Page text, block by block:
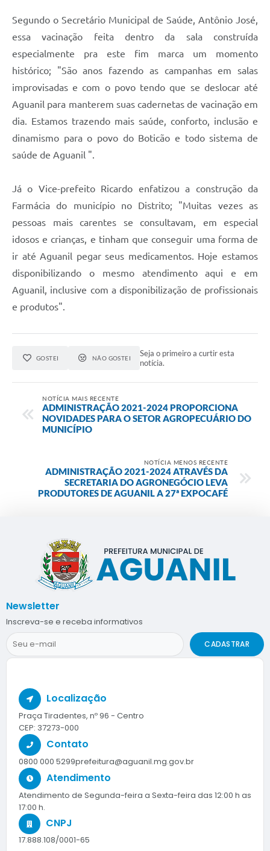
Segundo o Secretário Municipal de Saúde, Antônio José,
essa vacinação feita dentro da sala construída
especialmente pra este fim marca um momento
histórico; "São anos fazendo as campanhas em salas
improvisadas e com o povo tendo que se deslocar até
Aguanil para manterem suas cadernetas de vacinação em
dia. Estamos trazendo mais saúde, conforto, inclusão e
dinamismo para o povo do Boticão e todo sistema de
saúde de Aguanil ".
Já o Vice-prefeito Ricardo enfatizou a construção da
Farmácia do município no Distrito; "Muitas vezes as
pessoas mais carentes se consultavam, em especial
idosos e crianças, e tinham que conseguir uma forma de
ir até Aguanil pegar seus medicamentos. Hoje estamos
disponibilizando o mesmo atendimento aqui e em
Aguanil, inclusive com a disponibilização de profissionais
e produtos".
GOSTEI NÃO GOSTEI
Seja o primeiro a curtir esta
notícia.
NOTÍCIA MAIS RECENTE
ADMINISTRAÇÃO 2021-2024 PROPORCIONA
NOVIDADES PARA O SETOR AGROPECUÁRIO DO
MUNICÍPIO
NOTÍCIA MENOS RECENTE
ADMINISTRAÇÃO 2021-2024 ATRAVÉS DA
SECRETARIA DO AGRONEGÓCIO LEVA
PRODUTORES DE AGUANIL A 27ª EXPOCAFÉ
Localização
Praça Tiradentes, nº 96 - Centro
CEP: 37273-000
Contato
0800 000 5299prefeitura@aguanil.mg.gov.br
Atendimento
Atendimento de Segunda-feira a Sexta-feira das 12:00 h as
17:00 h.
CNPJ
17.888.108/0001-65
Newsletter
Inscreva-se e receba informativos
CADASTRAR